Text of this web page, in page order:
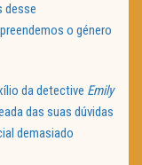
desse
o género
da detective Emily
das suas dúvidas
demasiado